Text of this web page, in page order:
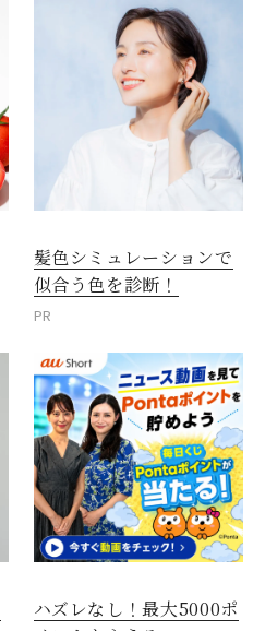
髪色シミュレーションで
似合う色を診断！
PR
ハズレなし！最大5000ポ